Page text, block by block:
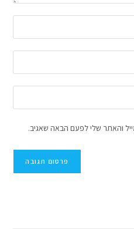
והאתר שלי לפעם הבאה שאגיב.